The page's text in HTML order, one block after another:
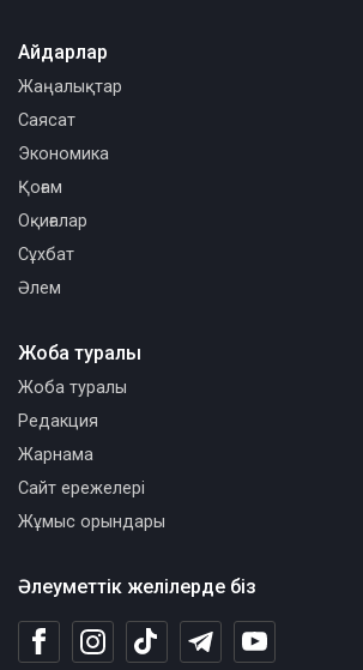
Әлеуметтік желілерде біз
Айдарлар
Жаңалықтар
Саясат
Экономика
Қоғам
Оқиғалар
Сұхбат
Әлем
Жоба туралы
Жоба туралы
Редакция
Жарнама
Сайт ережелері
Жұмыс орындары